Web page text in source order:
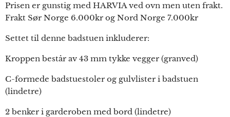
Prisen er gunstig med HARVIA ved ovn men uten frakt.
Frakt Sør Norge 6.000kr og Nord Norge 7.000kr
Settet til denne badstuen inkluderer:
Kroppen består av 43 mm tykke vegger (granved)
C-formede badstuestoler og gulvlister i badstuen
(lindetre)
2 benker i garderoben med bord (lindetre)